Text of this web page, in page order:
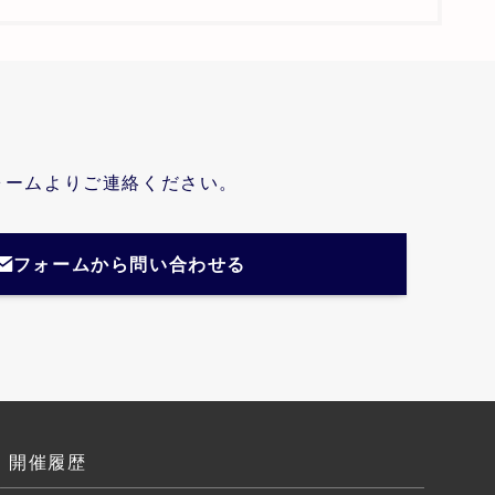
ムよりご連絡ください。
フォームから問い合わせる
開催履歴